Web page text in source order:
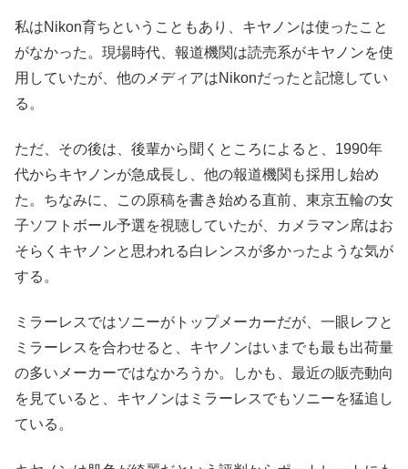
私はNikon育ちということもあり、キヤノンは使ったこと
がなかった。現場時代、報道機関は読売系がキヤノンを使
用していたが、他のメディアはNikonだったと記憶してい
る。
ただ、その後は、後輩から聞くところによると、1990年
代からキヤノンが急成長し、他の報道機関も採用し始め
た。ちなみに、この原稿を書き始める直前、東京五輪の女
子ソフトボール予選を視聴していたが、カメラマン席はお
そらくキヤノンと思われる白レンスが多かったような気が
する。
ミラーレスではソニーがトップメーカーだが、一眼レフと
ミラーレスを合わせると、キヤノンはいまでも最も出荷量
の多いメーカーではなかろうか。しかも、最近の販売動向
を見ていると、キヤノンはミラーレスでもソニーを猛追し
ている。